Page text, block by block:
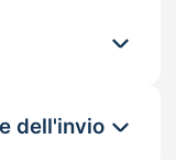
dell'invio